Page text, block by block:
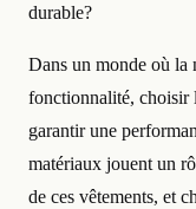
durable?
Dans un monde où la
fonctionnalité, choisir
garantir une
matériaux jouent un
de ces vêtements, et